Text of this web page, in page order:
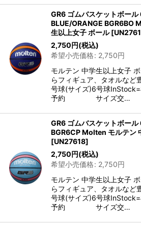
GR6 ゴムバスケットボール
BLUE/ORANGE BGR6BO
生以上女子 ボール [
2,750円(税込)
希望小売価格: 2,750円
モルテン 中学生以上女子
らフィギュア、タオルなど
号球(サイズ)6号球
予約 サイズ交…
GR6 ゴムバスケットボー
BGR6CP Molten モルテン
[UN27618]
2,750円(税込)
希望小売価格: 2,750円
モルテン 中学生以上女子
らフィギュア、タオルなど
号球(サイズ)6号球
予約 サイズ交…